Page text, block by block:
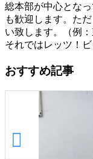
総本部が中心とな
も歓迎します。た
い致します。（例：
それではレッツ！
おすすめ記事